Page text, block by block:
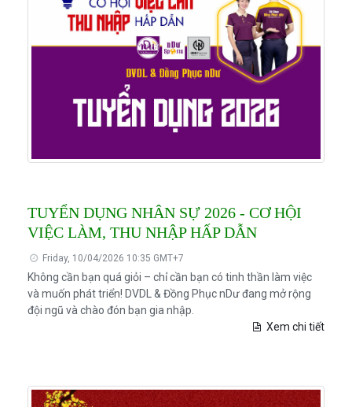
TUYỂN DỤNG NHÂN SỰ 2026 - CƠ HỘI
VIỆC LÀM, THU NHẬP HẤP DẪN
Friday, 10/04/2026 10:35 GMT+7
Không cần bạn quá giỏi – chỉ cần bạn có tinh thần làm việc
và muốn phát triển! DVDL & Đồng Phục nDư đang mở rộng
đội ngũ và chào đón bạn gia nhập.
Xem chi tiết